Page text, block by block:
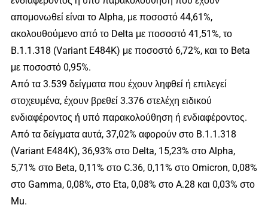
απομονωθεί είναι το Alpha, με ποσοστό 44,61%,
ακολουθούμενο από το Delta με ποσοστό 41,51%, το
B.1.1.318 (Variant E484K) με ποσοστό 6,72%, και το Beta
με ποσοστό 0,95%.
Από τα 3.539 δείγματα που έχουν ληφθεί ή επιλεγεί
στοχευμένα, έχουν βρεθεί 3.376 στελέχη ειδικού
ενδιαφέροντος ή υπό παρακολούθηση ή ενδιαφέροντος.
Από τα δείγματα αυτά, 37,02% αφορούν στο B.1.1.318
(Variant E484K), 36,93% στο Delta, 15,23% στο Alpha,
5,71% στο Beta, 0,11% στο C.36, 0,11% στο Omicron, 0,08%
στο Gamma, 0,08%, στο Eta, 0,08% στο A.28 και 0,03% στο
Mu.